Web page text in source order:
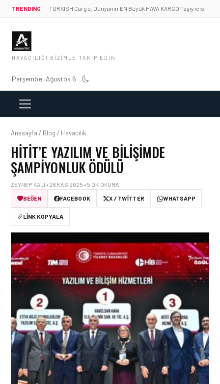
TRENDING TURKISH Cargo, Dünyanın EN Büyük HAVA KARGO Taşıyıcısı
HAVACILIĞI BIZIMLE TAKIP EDIN
Perşembe, Ağustos 6
Anasayfa / Blog / Havacılık
HITIT’E YAZILIM VE BILIŞIMDE
ŞAMPIYONLUK ÖDÜLÜ
ZEYNEP KALI • 28 KAS 2025 • 5 DK OKUMA
BEĞEN
FACEBOOK X / TWITTER WHATSAPP
LINK KOPYALA